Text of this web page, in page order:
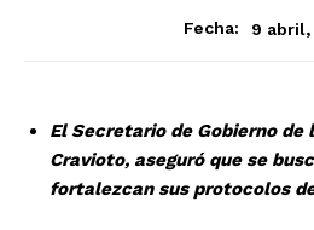
Fecha: 9 abril,
El Secretario de Gobierno de
Cravioto, aseguró que se
fortalezcan sus protocolos